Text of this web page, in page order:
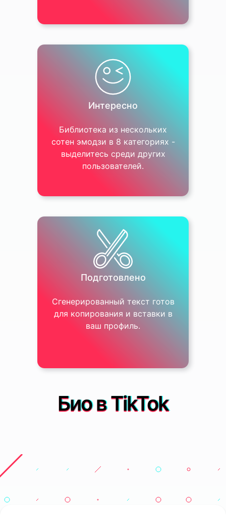
Интересно
Библиотека из нескольких
сотен эмодзи в 8 категориях -
выделитесь среди других
пользователей.
Подготовлено
Сгенерированный текст готов
для копирования и вставки в
ваш профиль.
Био в TikTok